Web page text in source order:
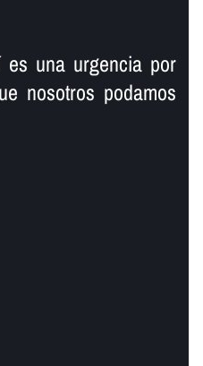
es una urgencia por
nosotros podamos